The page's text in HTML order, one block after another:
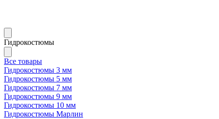
Гидрокостюмы
Все товары
Гидрокостюмы 3 мм
Гидрокостюмы 5 мм
Гидрокостюмы 7 мм
Гидрокостюмы 9 мм
Гидрокостюмы 10 мм
Гидрокостюмы Марлин